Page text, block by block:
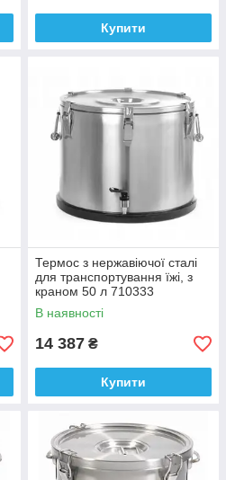
Купити
Термос з нержавіючої сталі
для транспортування їжі, з
краном 50 л 710333
В наявності
14 387 ₴
Купити